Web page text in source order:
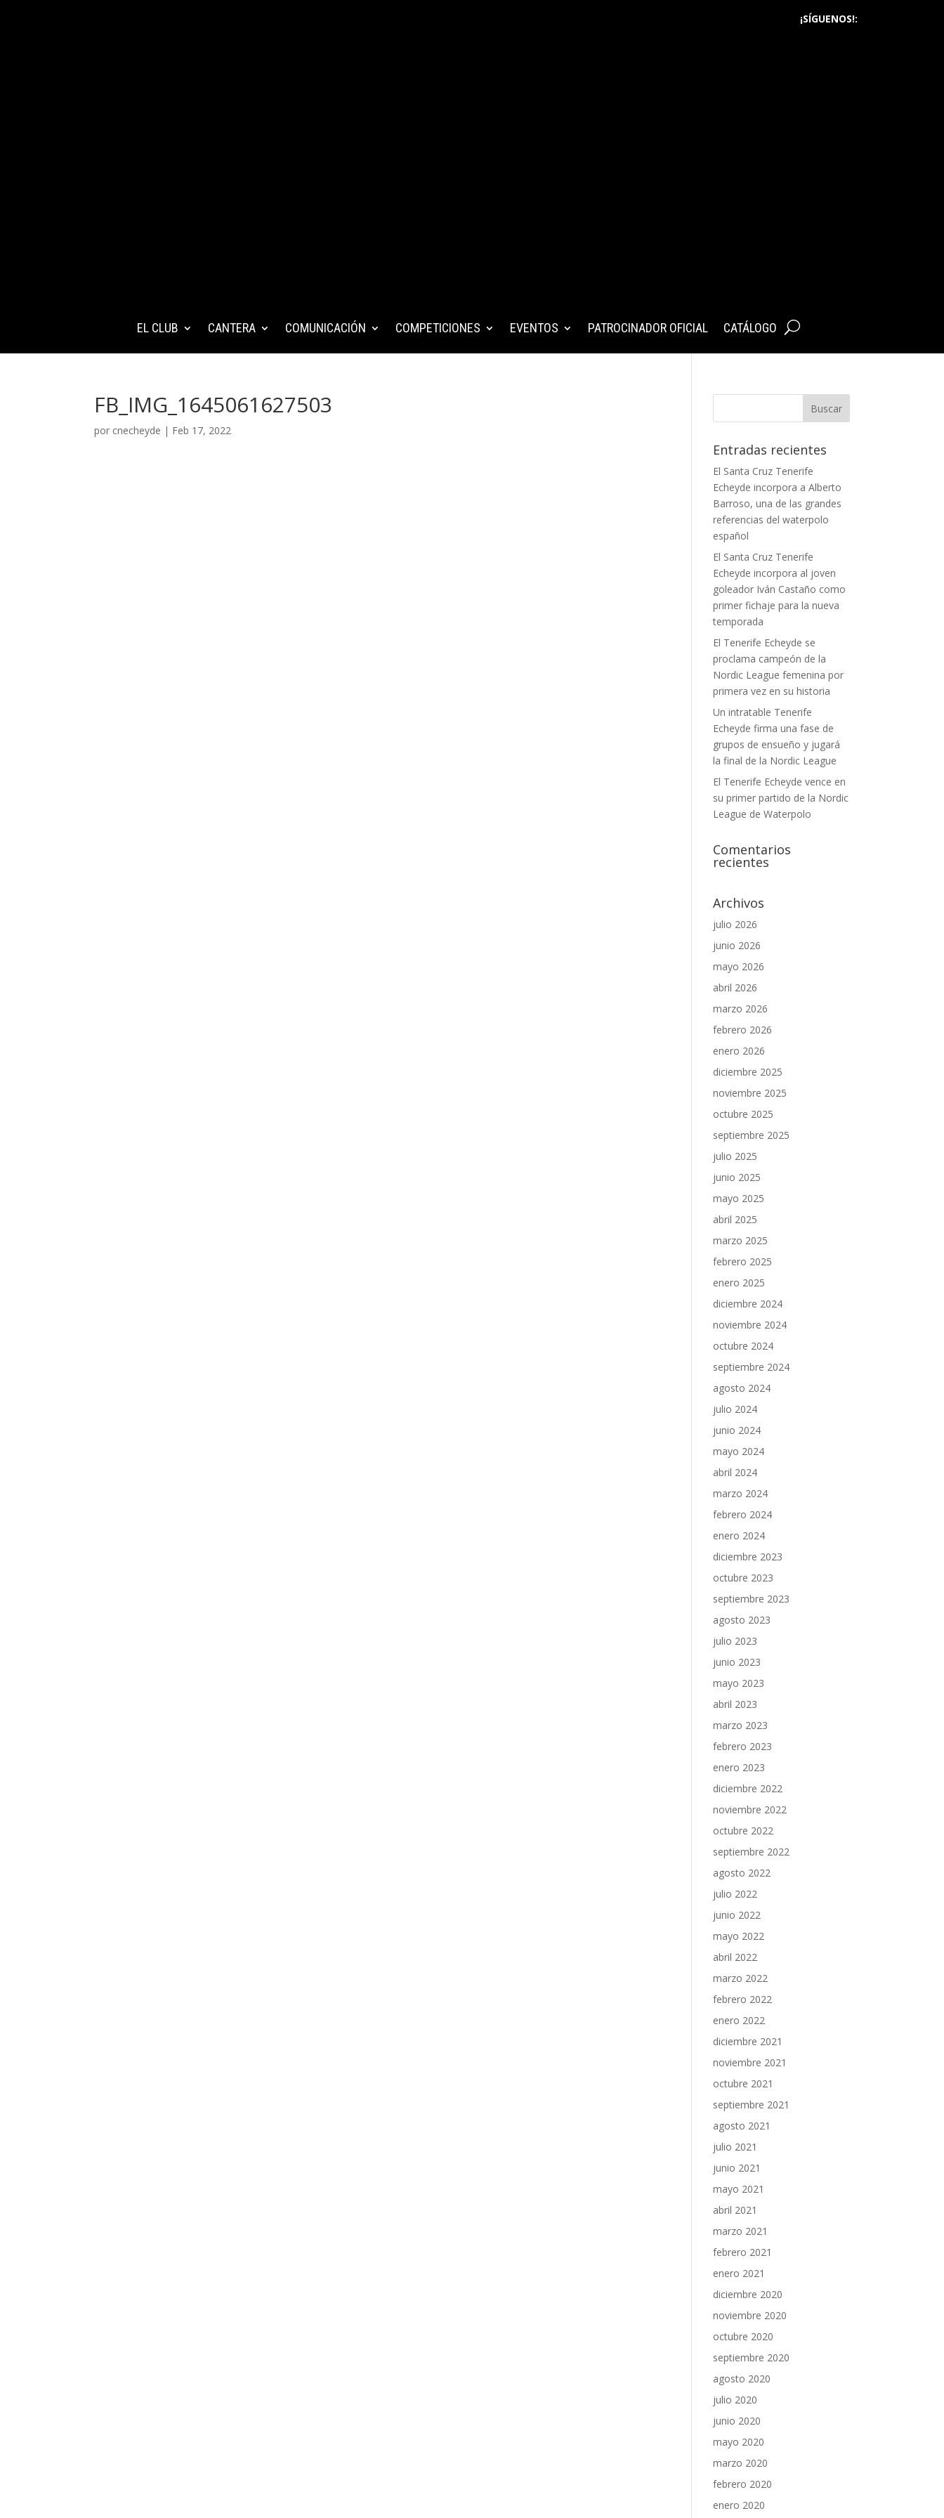
¡SÍGUENOS!:
EL CLUB CANTERA COMUNICACIÓN COMPETICIONES EVENTOS PATROCINADOR OFICIAL CATÁLOGO
FB_IMG_1645061627503
por cnecheyde | Feb 17, 2022
Entradas recientes
El Santa Cruz Tenerife
Echeyde incorpora a Alberto
Barroso, una de las grandes
referencias del waterpolo
español
El Santa Cruz Tenerife
Echeyde incorpora al joven
goleador Iván Castaño como
primer fichaje para la nueva
temporada
El Tenerife Echeyde se
proclama campeón de la
Nordic League femenina por
primera vez en su historia
Un intratable Tenerife
Echeyde firma una fase de
grupos de ensueño y jugará
la final de la Nordic League
El Tenerife Echeyde vence en
su primer partido de la Nordic
League de Waterpolo
Comentarios
recientes
Archivos
julio 2026
junio 2026
mayo 2026
abril 2026
marzo 2026
febrero 2026
enero 2026
diciembre 2025
noviembre 2025
octubre 2025
septiembre 2025
julio 2025
junio 2025
mayo 2025
abril 2025
marzo 2025
febrero 2025
enero 2025
diciembre 2024
noviembre 2024
octubre 2024
septiembre 2024
agosto 2024
julio 2024
junio 2024
mayo 2024
abril 2024
marzo 2024
febrero 2024
enero 2024
diciembre 2023
octubre 2023
septiembre 2023
agosto 2023
julio 2023
junio 2023
mayo 2023
abril 2023
marzo 2023
febrero 2023
enero 2023
diciembre 2022
noviembre 2022
octubre 2022
septiembre 2022
agosto 2022
julio 2022
junio 2022
mayo 2022
abril 2022
marzo 2022
febrero 2022
enero 2022
diciembre 2021
noviembre 2021
octubre 2021
septiembre 2021
agosto 2021
julio 2021
junio 2021
mayo 2021
abril 2021
marzo 2021
febrero 2021
enero 2021
diciembre 2020
noviembre 2020
octubre 2020
septiembre 2020
agosto 2020
julio 2020
junio 2020
mayo 2020
marzo 2020
febrero 2020
enero 2020